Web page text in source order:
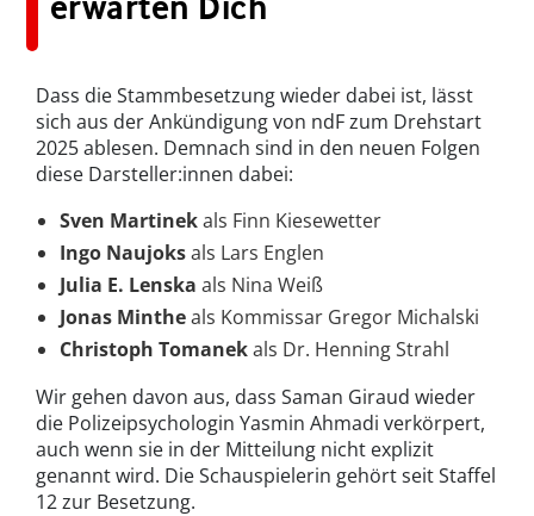
Dass die Stammbesetzung wieder dabei ist, lässt
sich aus der Ankündigung von ndF zum Drehstart
2025 ablesen. Demnach sind in den neuen Folgen
diese Darsteller:innen dabei:
Sven Martinekals Finn Kiesewetter
Ingo Naujoksals Lars Englen
Julia E. Lenska als Nina Weiß
Jonas Mintheals Kommissar Gregor Michalski
Christoph Tomanekals Dr. Henning Strahl
Wir gehen davon aus, dass Saman Giraud wieder
die Polizeipsychologin Yasmin Ahmadi verkörpert,
auch wenn sie in der Mitteilung nicht explizit
genannt wird. Die Schauspielerin gehört seit Staffel
12 zur Besetzung.